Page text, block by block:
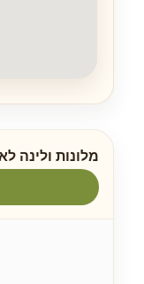
מלונות ולינה